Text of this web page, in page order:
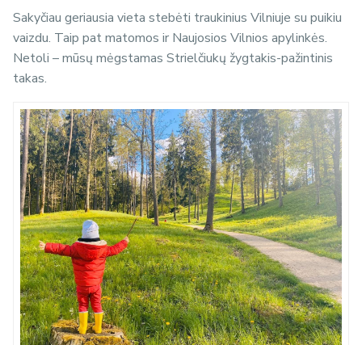
Sakyčiau geriausia vieta stebėti traukinius Vilniuje su puikiu
vaizdu. Taip pat matomos ir Naujosios Vilnios apylinkės.
Netoli – mūsų mėgstamas Strielčiukų žygtakis-pažintinis
takas.